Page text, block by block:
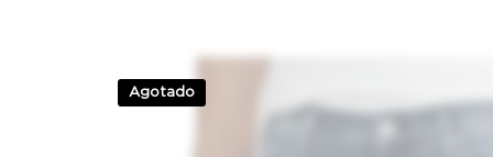
Agotado